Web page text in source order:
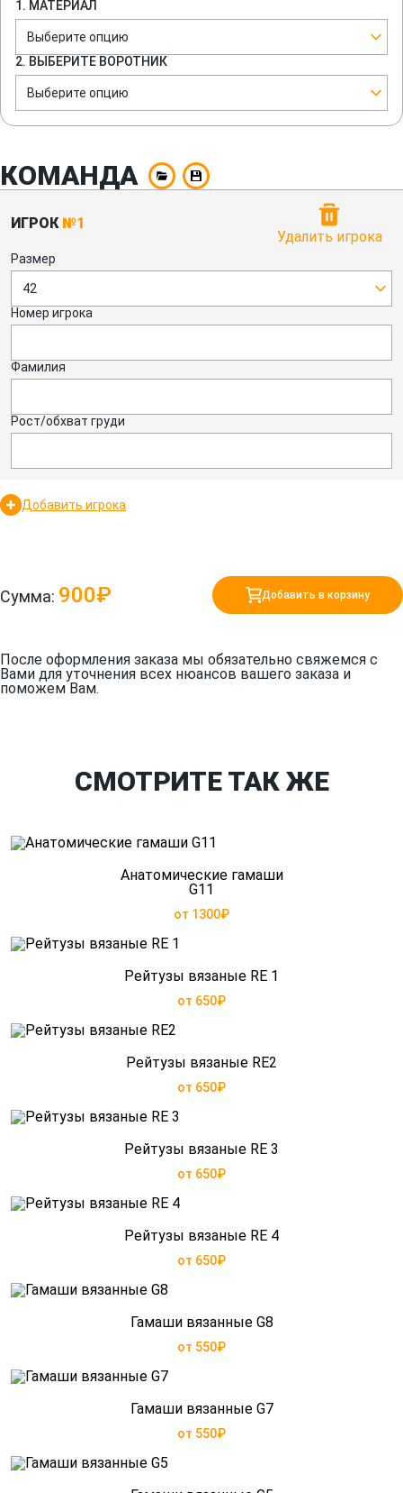
1. МАТЕРИАЛ
Выберите опцию
2. ВЫБЕРИТЕ ВОРОТНИК
Выберите опцию
КОМАНДА
ИГРОК №1
Удалить игрока
Размер
42
Номер игрока
Фамилия
Рост/обхват груди
Добавить игрока
После оформления заказа мы обязательно свяжемся с
Вами для уточнения всех нюансов вашего заказа и
поможем Вам.
Сумма: 900₽ Добавить в корзину
СМОТРИТЕ ТАК ЖЕ
Анатомические гамаши
G11
от 1300₽
Рейтузы вязаные RE 1
от 650₽
Рейтузы вязаные RE2
от 650₽
Рейтузы вязаные RE 3
от 650₽
Рейтузы вязаные RE 4
от 650₽
Гамаши вязанные G8
от 550₽
Гамаши вязанные G7
от 550₽